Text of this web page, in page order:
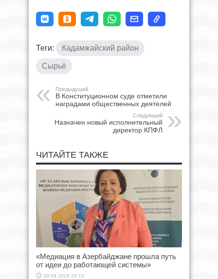
Теги: Кадамжайский район
Сырьё
Предыдущий
В Конституционном суде отметили
наградами общественных деятелей
Следующий
Назначен новый исполнительный
директор КПФЛ
ЧИТАЙТЕ ТАКЖЕ
«Медиация в Азербайджане прошла путь
от идеи до работающей системы»
09.08.2026 20:15